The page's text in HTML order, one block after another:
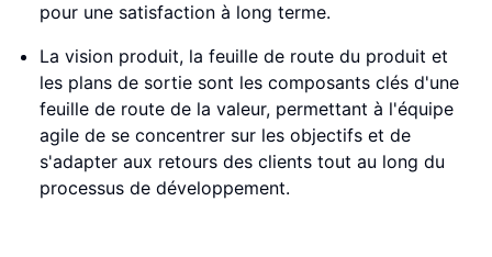
pour une satisfaction à long terme.
La vision produit, la feuille de route du produit et
les plans de sortie sont les composants clés d'une
feuille de route de la valeur, permettant à l'équipe
agile de se concentrer sur les objectifs et de
s'adapter aux retours des clients tout au long du
processus de développement.